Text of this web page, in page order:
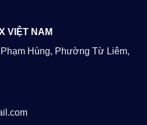
VIỆT NAM
Hùng, Phường Từ Liêm,